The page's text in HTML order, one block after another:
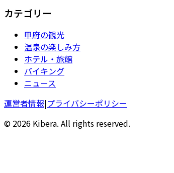
カテゴリー
甲府の観光
温泉の楽しみ方
ホテル・旅館
バイキング
ニュース
運営者情報|プライバシーポリシー
© 2026 Kibera. All rights reserved.